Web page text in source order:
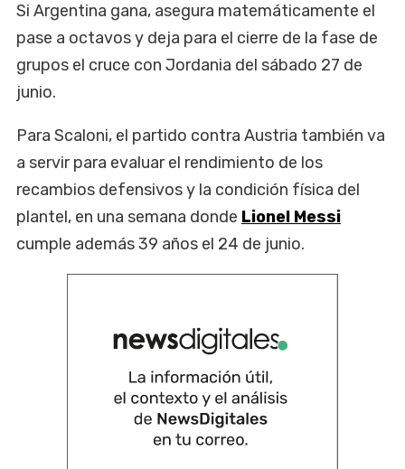
Si Argentina gana, asegura matemáticamente el
pase a octavos y deja para el cierre de la fase de
grupos el cruce con Jordania del sábado 27 de
junio.
Para Scaloni, el partido contra Austria también va
a servir para evaluar el rendimiento de los
recambios defensivos y la condición física del
plantel, en una semana donde Lionel Messi
cumple además 39 años el 24 de junio.